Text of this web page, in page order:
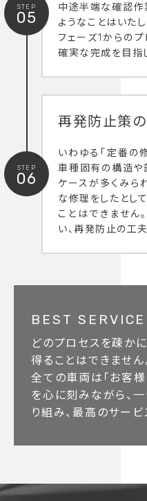
STEP
05
中途半端な確認作
ようなことはいた
フェーズ1からの
確実な完成を目指
STEP
06
再発防止策の
いわゆる「定番の
車種固有の構造や
ケースが多くみら
な修理をしたとし
ことはできません
い、再発防止の工
BEST SERVICE
どのプロセスを疎か
得ることはできません
全ての車両は「お客
を心に刻みながら、
り組み、最高のサービ